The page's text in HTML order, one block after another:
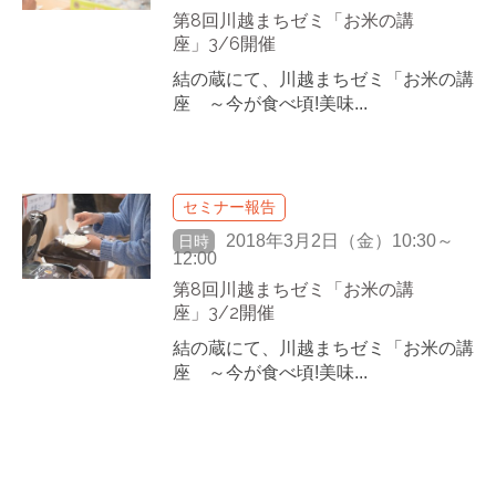
第8回川越まちゼミ「お米の講
座」3/6開催
結の蔵にて、川越まちゼミ「お米の講
座 ～今が食べ頃!美味...
セミナー報告
日時
2018年3月2日（金）10:30～
12:00
第8回川越まちゼミ「お米の講
座」3/2開催
結の蔵にて、川越まちゼミ「お米の講
座 ～今が食べ頃!美味...